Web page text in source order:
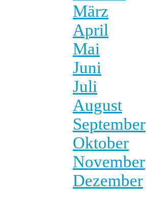
März
April
Mai
Juni
Juli
August
September
Oktober
November
Dezember